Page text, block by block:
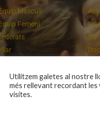
Masculí
Femení
inferiors
casa
Utilitzem galetes al nostre
més rellevant recordant
visites.